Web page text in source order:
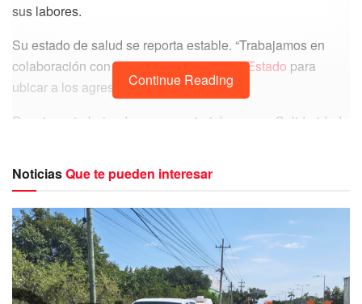
sus labores.
Su estado de salud se reporta estable. “Trabajamos en
colaboración con laFiscalía General del Estado para
ubicar a los agresores.
Seguimos trabajando para construir la paz en Solidaridad,
en un comunicado.
Te recomendamos leer:Planta de Constellation Brands
dará más de 2 mil empleos en Veracruz
Continúan los ataques armados en contra de elementos
municipales, está vez el comandante José Trinidad fue
Continue Reading
NoticiasQue te pueden interesar